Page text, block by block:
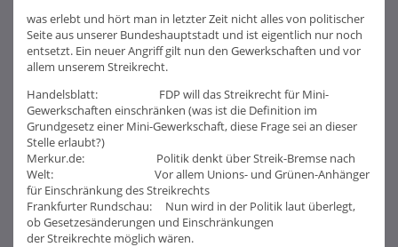
was erlebt und hört man in letzter Zeit nicht alles von politischer
Seite aus unserer Bundeshauptstadt und ist eigentlich nur noch
entsetzt. Ein neuer Angriff gilt nun den Gewerkschaften und vor
allem unserem Streikrecht.
Handelsblatt: FDP will das Streikrecht für Mini-
Gewerkschaften einschränken (was ist die Definition im
Grundgesetz einer Mini-Gewerkschaft, diese Frage sei an dieser
Stelle erlaubt?)
Merkur.de: Politik denkt über Streik-Bremse nach
Welt: Vor allem Unions- und Grünen-Anhänger
für Einschränkung des Streikrechts
Frankfurter Rundschau: Nun wird in der Politik laut überlegt,
ob Gesetzesänderungen und Einschränkungen
der Streikrechte möglich wären.